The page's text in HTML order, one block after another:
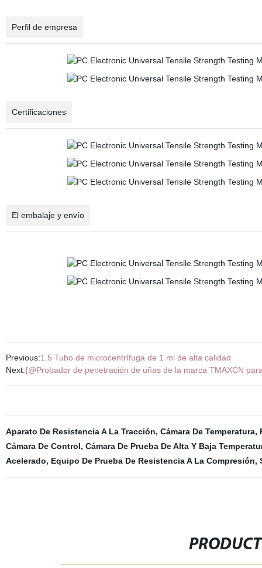
Perfil de empresa
Certificaciones
El embalaje y envío
Previous:1.5 Tubo de microcentrífuga de 1 ml de alta calidad
Next:{@Probador de penetración de uñas de la marca TMAXCN
Aparato De Resistencia A La Tracción, Cámara De Temperatura,
Cámara De Control, Cámara De Prueba De Alta Y Baja
Acelerado, Equipo De Prueba De Resistencia A La Compresión,